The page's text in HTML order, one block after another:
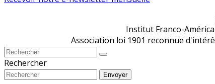
Institut Franco-
Association loi 1901 reconnue
Rechercher
Envoyer